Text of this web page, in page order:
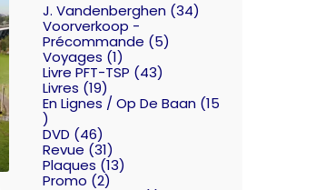
J. Vandenberghen 34
Voorverkoop -
Précommande
5
Voyages 1
Livre PFT-TSP
43
Livres 19
En Lignes / Op De Baan 15
DVD
46
Revue 31
Plaques 13
Promo 2